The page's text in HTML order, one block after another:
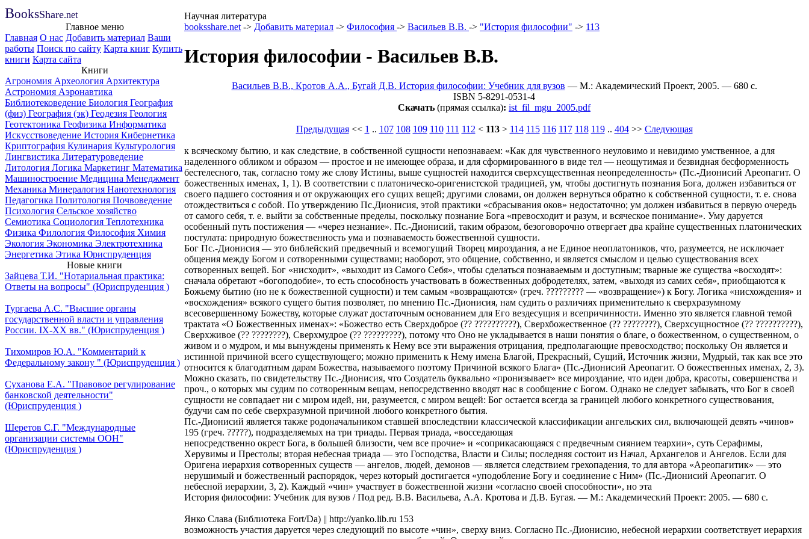
BooksShare.net
Научная литература
Главное меню
Главная О нас Добавить материал Ваши
работы Поиск по сайту Карта книг Купить
книги Карта сайта
Книги
Агрономия Археология Архитектура
Астрономия Аэронавтика
Библиотековедение Биология География
(физ) География (эк) Геодезия Геология
Геотектоника Геофизика Информатика
Искусствоведение История Кибернетика
Криптография Кулинария Культурология
Лингвистика Литературоведение
Литология Логика Маркетинг Математика
Машиностроение Медицина Менеджмент
Механика Минералогия Нанотехнология
Педагогика Политология Почвоведение
Психология Сельское хозяйство
Семиотика Социология Теплотехника
Физика Филология Философия Химия
Экология Экономика Электротехника
Энергетика Этика Юриспруденция
Новые книги
Зайцева Т.И. "Нотариальная практика:
Ответы на вопросы" (Юриспруденция )
Тургаева А.С. "Высшие органы
государственной власти и управления
России. IХ-ХХ вв." (Юриспруденция )
Тихомиров Ю.А. "Комментарий к
Федеральному закону " (Юриспруденция )
Суханова Е.А. "Правовое регулирование
банковской деятельности"
(Юриспруденция )
Шеретов С.Г. "Международные
организации системы ООН"
(Юриспруденция )
booksshare.net -> Добавить материал -> Философия -> Васильев B.B. -> "История философии" -> 113
История философии - Васильев B.B.
Васильев B.B., Кротов A.A., Бугай Д.В. История философии: Учебник для вузов — М.: Академический Проект, 2005. — 680 c.
ISBN 5-8291-0531-4
Скачать (прямая ссылка): ist_fil_mgu_2005.pdf
Предыдущая<< 1 .. 107 108 109 110 111 112 < 113> 114 115 116 117 118 119.. 404>> Следующая
к всяческому бытию, и как следствие, в собственной сущности непознаваем: «Как для чувственного неуловимо и невидимо умственное, а для
наделенного обликом и образом — простое и не имеющее образа, и для сформированного в виде тел — неощутимая и безвидная бесформенность
бестелесного, так, согласно тому же слову Истины, выше сущностей находится сверхсущественная неопределенность» (Пс.-Дионисий Ареопагит. О
божественных именах, 1, 1). В соответствии с платоническо-оригенистской традицией, ум, чтобы достигнуть познания Бога, должен избавиться от
своего падшего состояния и от окружающих его сущих вещей; другими словами, он должен вернуться обратно к собственной сущности, т. е. снова
отождествиться с собой. По утверждению Пс.Дионисия, этой практики «сбрасывания оков» недостаточно; ум должен избавиться в первую очередь
от самого себя, т. е. выйти за собственные пределы, поскольку познание Бога «превосходит и разум, и всяческое понимание». Уму даруется
особенный путь постижения — «через незнание». Пс.-Дионисий, таким образом, безоговорочно отвергает два крайне существенных платонических
постулата: природную божественность ума и познаваемость божественной сущности.
Бог Пс.-Дионисия — это библейский предвечный и всемогущий Творец мироздания, а не Единое неоплатоников, что, разумеется, не исключает
общения между Богом и сотворенными существами; наоборот, это общение, собственно, и является смыслом и целью существования всех
сотворенных вещей. Бог «нисходит», «выходит из Самого Себя», чтобы сделаться познаваемым и доступным; тварные же существа «восходят»:
сначала обретают «богоподобие», то есть способность участвовать в божественных добродетелях, затем, «выходя из самих себя», приобщаются к
Божьему бытию (но не к божественной сущности) и тем самым «возвращаются» (греч. ????????? — «возвращение») к Богу. Логика «нисхождения» и
«восхождения» всякого сущего бытия позволяет, по мнению Пс.-Дионисия, нам судить о различиях применительно к сверхразумному
всесовершенному Божеству, которые служат достаточным основанием для Его вездесущия и всепричинности. Именно это является главной темой
трактата «О Божественных именах»: «Божество есть Сверхдоброе (?? ??????????), Сверхбожественное (?? ????????), Сверхсущностное (?? ??????????),
Сверхживое (?? ????????), Сверхмудрое (?? ?????????), потому что Оно не укладывается в наши понятия о благе, о божественном, о существенном, о
живом и о мудром, и мы вынуждены применять к Нему все эти выражения отрицания, предполагающие превосходство; поскольку Он является и
истинной причиной всего существующего; можно применить к Нему имена Благой, Прекрасный, Сущий, Источник жизни, Мудрый, так как все это
относится к благодатным дарам Божества, называемого поэтому Причиной всякого Блага» (Пс.-Дионисий Ареопагит. О божественных именах, 2, 3).
Можно сказать, по свидетельству Пс.-Дионисия, что Создатель буквально «пронизывает» все мироздание, что идеи добра, красоты, совершенства и
проч., о которых мы судим по сотворенным вещам, непосредственно вводят нас в сообщение с Богом. Однако не следует забывать, что Бог в своей
сущности не совпадает ни с миром идей, ни, разумеется, с миром вещей: Бог остается всегда за границей любого конкретного существования,
будучи сам по себе сверхразумной причиной любого конкретного бытия.
Пс.-Дионисий является также родоначальником ставшей впоследствии классической классификации ангельских сил, включающей девять «чинов»
195 (греч. ?????), подразделяемых на три триады. Первая триада, «восседающая
непосредственно окрест Бога, в большей близости, чем все прочие» и «соприкасающаяся с предвечным сиянием теархии», суть Серафимы,
Херувимы и Престолы; вторая небесная триада — это Господства, Власти и Силы; последняя состоит из Начал, Архангелов и Ангелов. Если для
Оригена иерархия сотворенных существ — ангелов, людей, демонов — является следствием грехопадения, то для автора «Ареопагитик» — это
нерушимый и божественный распорядок, через который достигается «уподобление Богу и соединение с Ним» (Пс.-Дионисий Ареопагит. О
небесной иерархии, 3, 2). Каждый «чин» участвует в божественной жизни «согласно своей способности», но эта
История философии: Учебник для вузов / Под ред. В.В. Васильева, А.А. Кротова и Д.В. Бугая. — М.: Академический Проект: 2005. — 680 с.
Янко Слава (Библиотека Fort/Da) || http://yanko.lib.ru 153
возможность участия даруется через следующий по высоте «чин», сверху вниз. Согласно Пс.-Дионисию, небесной иерархии соответствует иерархия